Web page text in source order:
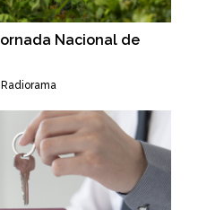
Nacional de